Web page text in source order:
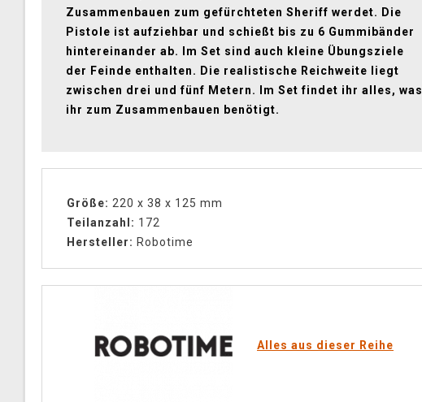
Zusammenbauen zum gefürchteten Sheriff werdet. Die
Pistole ist aufziehbar und schießt bis zu 6 Gummibänder
hintereinander ab. Im Set sind auch kleine Übungsziele
der Feinde enthalten. Die realistische Reichweite liegt
zwischen drei und fünf Metern. Im Set findet ihr alles, was
ihr zum Zusammenbauen benötigt.
Größe: 220 x 38 x 125 mm
Teilanzahl: 172
Hersteller: Robotime
Alles aus dieser Reihe